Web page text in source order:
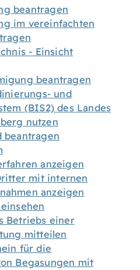
beantragen
im vereinfachten
- Einsicht
beantragen
und
(BIS2) des Landes
nutzen
beantragen
anzeigen
mit internen
anzeigen
Betriebs einer
mitteilen
für die
Begasungen mit